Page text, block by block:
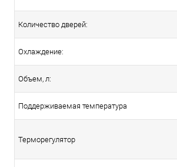
Количество дверей:
Охлаждение:
Объем, л:
Поддерживаемая температура
Терморегулятор